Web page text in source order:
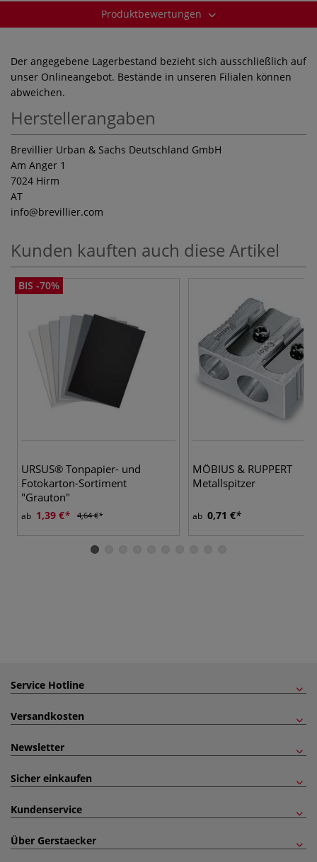
Produktbewertungen
Der angegebene Lagerbestand bezieht sich ausschließlich auf
unser Onlineangebot. Bestände in unseren Filialen können
abweichen.
Herstellerangaben
Brevillier Urban & Sachs Deutschland GmbH
Am Anger 1
7024 Hirm
AT
info@brevillier.com
Kunden kauften auch diese Artikel
BIS -70%
URSUS® Tonpapier- und
Fotokarton-Sortiment
"Grauton"
ab 1,39 € 4,64 €
MÖBIUS & RUPPERT
Metallspitzer
ab 0,71 €
Service Hotline
Versandkosten
Newsletter
Sicher einkaufen
Kundenservice
Über Gerstaecker